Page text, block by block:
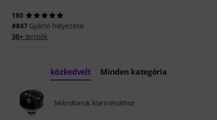
180
#847Gyártó helyezése
30+termék
közkedvelt Minden kategória
Mikrofonok klarinétokhoz